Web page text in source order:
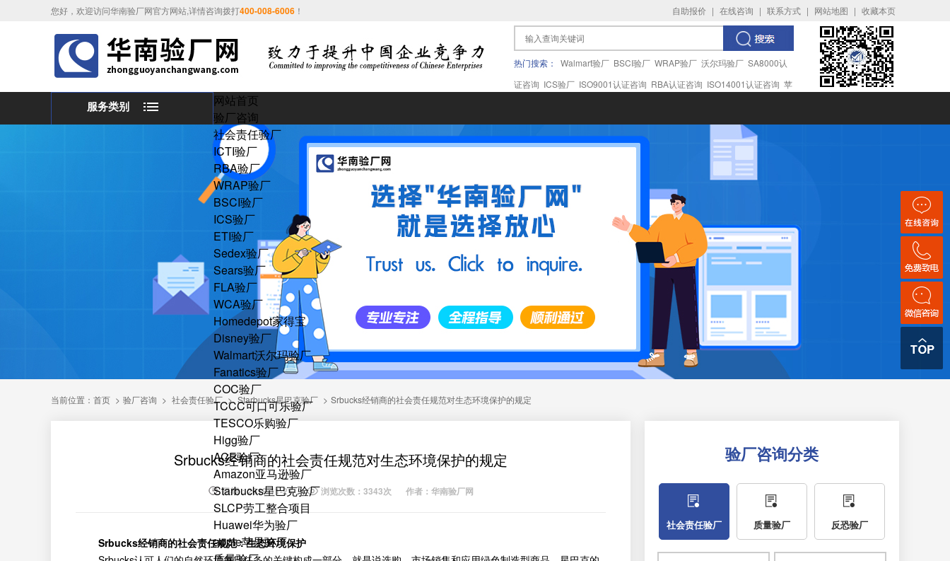
自助报价 | 在线咨询 | 联系方式 | 网站地图 | 收藏本页
您好，欢迎访问华南验厂网官方网站,详情咨询拨打400-008-6006 ！
热门搜索： Walmart验厂 BSCI验厂 WRAP验厂 沃尔玛验厂 SA8000认
证咨询 ICS验厂 ISO9001认证咨询 RBA认证咨询 ISO14001认证咨询 苹
服务类别
网站首页
验厂咨询
社会责任验厂
ICTI验厂
RBA验厂
WRAP验厂
BSCI验厂
ICS验厂
ETI验厂
Sedex验厂
Sears验厂
FLA验厂
WCA验厂
Homedepot家得宝
Disney验厂
Walmart沃尔玛验厂
Fanatics验厂
COC验厂
TCCC可口可乐验厂
TESCO乐购验厂
Higg验厂
ACE验厂
Amazon亚马逊验厂
Starbucks星巴克验厂
SLCP劳工整合项目
Huawei华为验厂
apple苹果验厂
当前位置： 首页 > 验厂咨询 > 社会责任验厂 > Starbucks星巴克验厂 > Srbucks经销商的社会责任规范对生态环境保护的规定
Srbucks经销商的社会责任规范对生态环境保护的规定
日期：2019-11-21 浏览次数：3343次 作者：华南验厂网
Srbucks经销商的社会责任规范：生态环境保护
验厂咨询分类
社会责任验厂 质量验厂 反恐验厂